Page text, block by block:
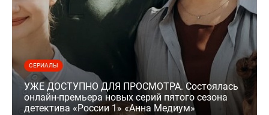
СЕРИАЛЫ
УЖЕ ДОСТУПНО ДЛЯ ПРОСМОТРА. Состоялась
онлайн-премьера новых серий пятого сезона
детектива «России 1» «Анна Медиум»